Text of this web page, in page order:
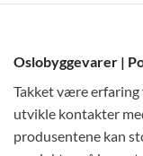
Oslobyggevarer |
Takket være erfaring
utvikle kontakter
produsentene kan